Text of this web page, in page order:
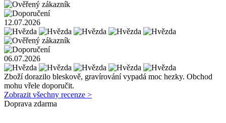
12.07.2026
06.07.2026
Zboží dorazilo bleskově, gravírování vypadá moc hezky. Obchod
mohu vřele doporučit.
Zobrazit všechny recenze >
Doprava zdarma